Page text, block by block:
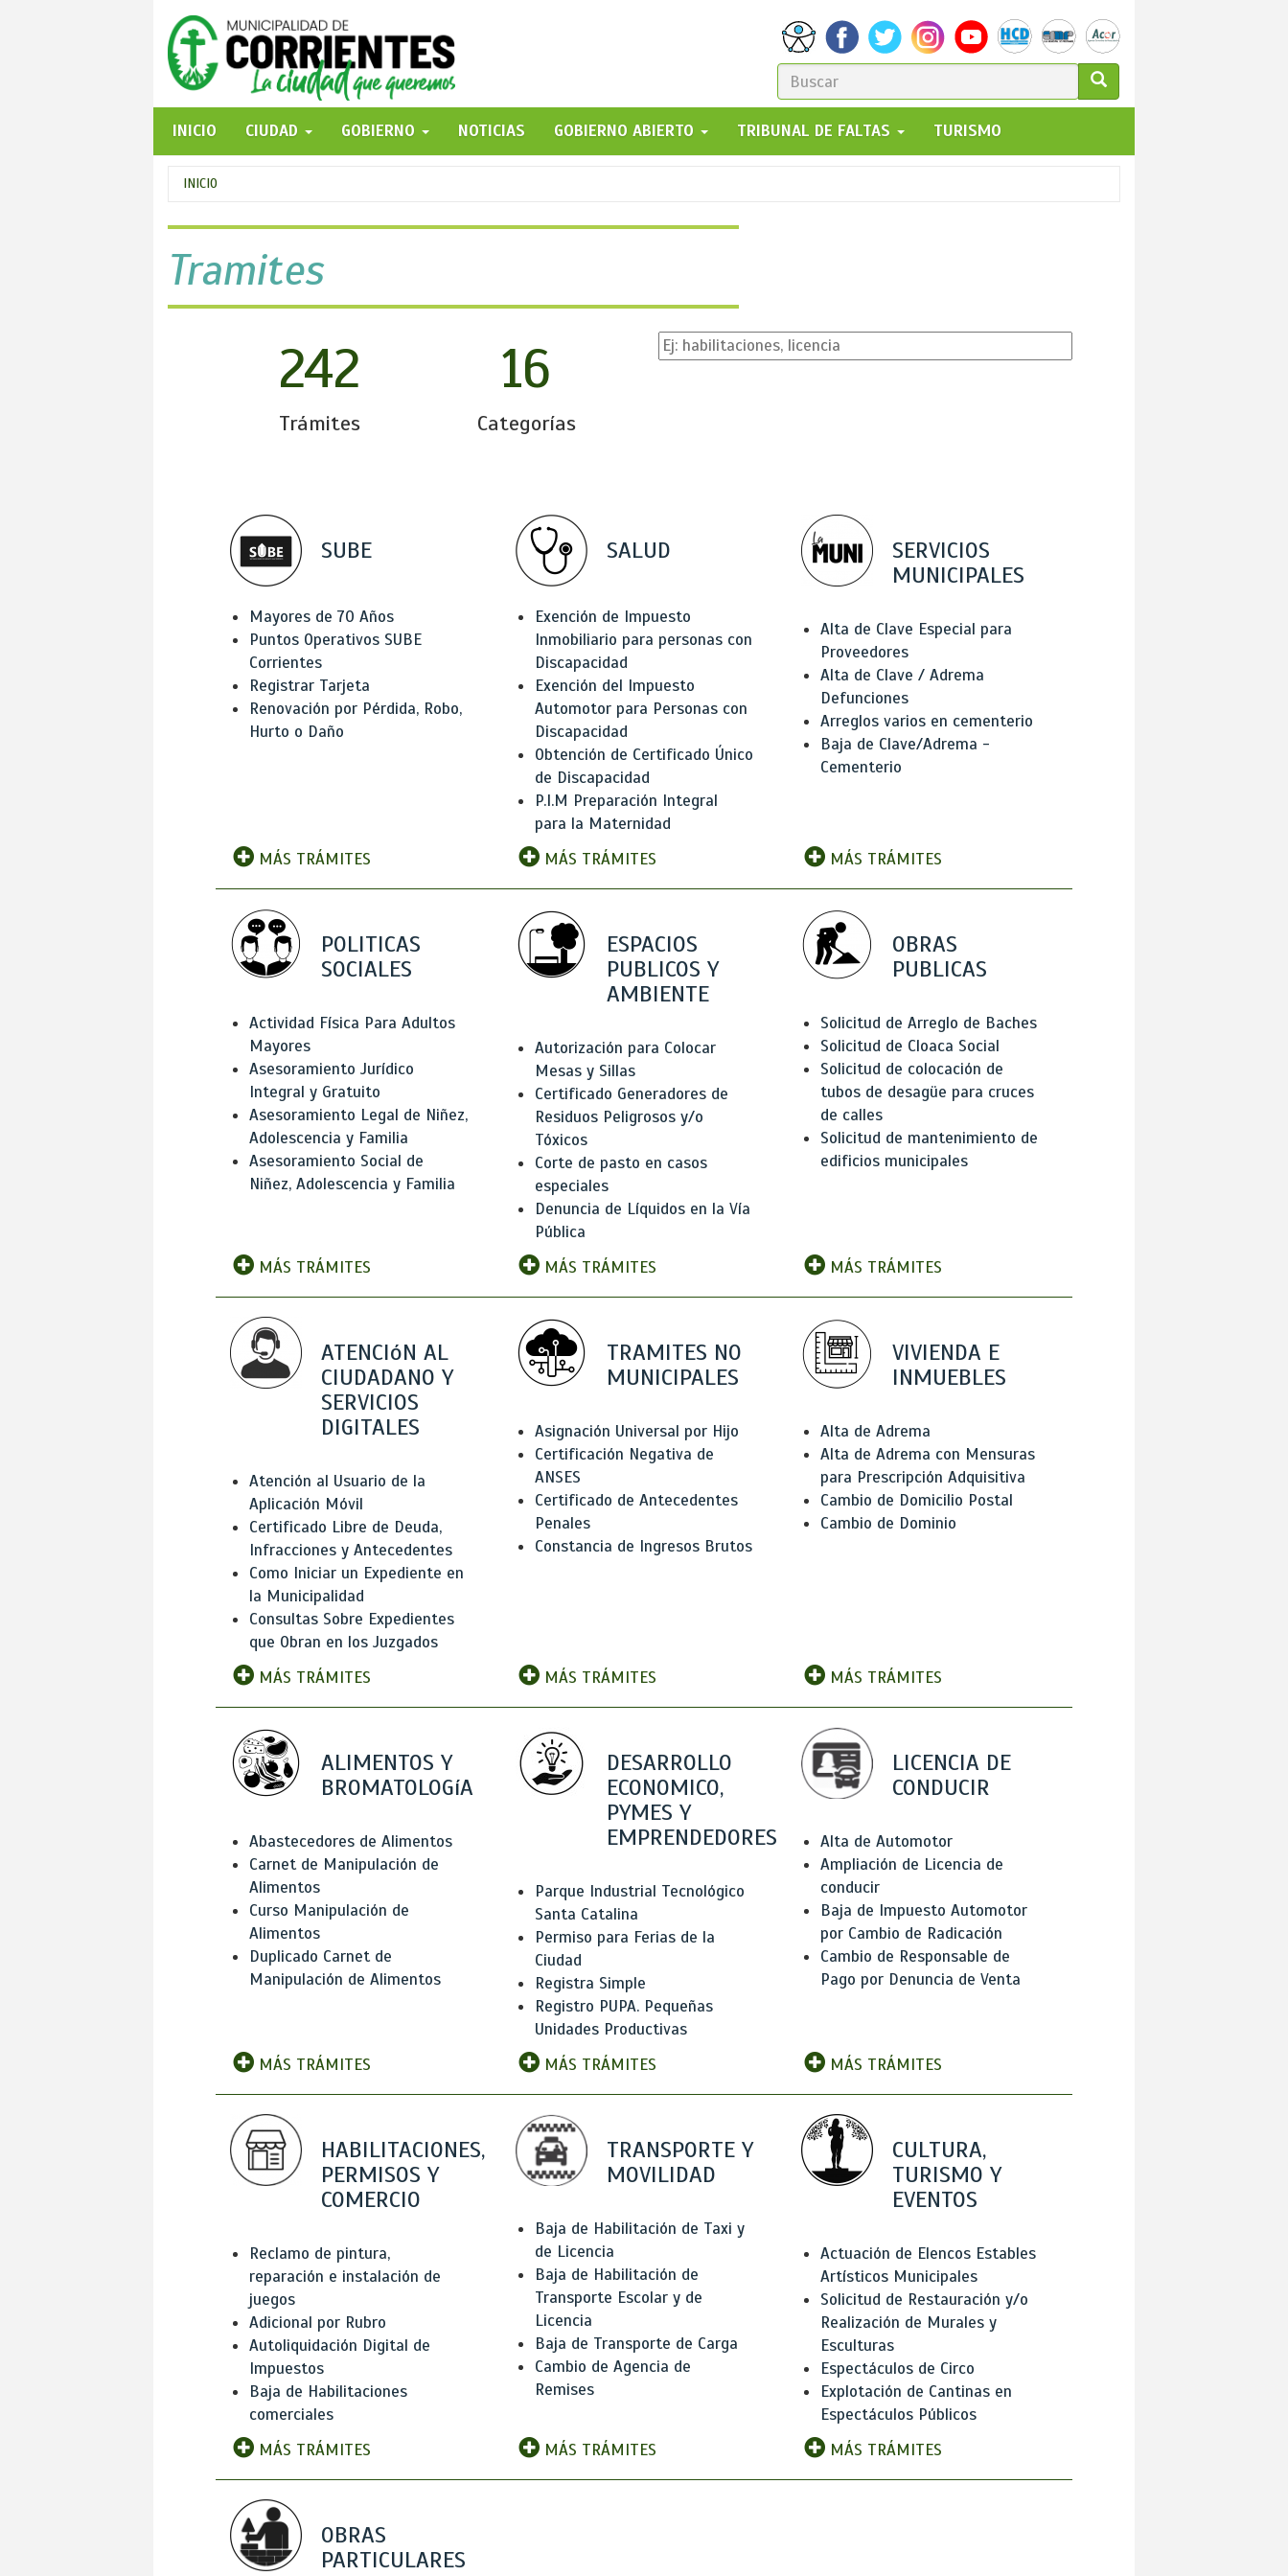
FORMULARIO
DE
BÚSQUEDA
GO!
INICIO
CIUDAD GOBIERNO NOTICIAS GOBIERNO ABIERTO TRIBUNAL DE FALTAS TURISMO
Se
encuentra
usted
aquí
INICIO
Tramites
242
Trámites
16
Categorías
SUBE
Mayores de 70 Años
Puntos Operativos SUBE
Corrientes
Registrar Tarjeta
Renovación por Pérdida, Robo,
Hurto o Daño
MÁS TRÁMITES
SALUD
Exención de Impuesto
Inmobiliario para personas con
Discapacidad
Exención del Impuesto
Automotor para Personas con
Discapacidad
Obtención de Certificado Único
de Discapacidad
P.I.M Preparación Integral
para la Maternidad
MÁS TRÁMITES
SERVICIOS
MUNICIPALES
Alta de Clave Especial para
Proveedores
Alta de Clave / Adrema
Defunciones
Arreglos varios en cementerio
Baja de Clave/Adrema -
Cementerio
MÁS TRÁMITES
POLITICAS
SOCIALES
Actividad Física Para Adultos
Mayores
Asesoramiento Jurídico
Integral y Gratuito
Asesoramiento Legal de Niñez,
Adolescencia y Familia
Asesoramiento Social de
Niñez, Adolescencia y Familia
MÁS TRÁMITES
ESPACIOS
PUBLICOS Y
AMBIENTE
Autorización para Colocar
Mesas y Sillas
Certificado Generadores de
Residuos Peligrosos y/o
Tóxicos
Corte de pasto en casos
especiales
Denuncia de Líquidos en la Vía
Pública
MÁS TRÁMITES
OBRAS
PUBLICAS
Solicitud de Arreglo de Baches
Solicitud de Cloaca Social
Solicitud de colocación de
tubos de desagüe para cruces
de calles
Solicitud de mantenimiento de
edificios municipales
MÁS TRÁMITES
ATENCIóN AL
CIUDADANO Y
SERVICIOS
DIGITALES
Atención al Usuario de la
Aplicación Móvil
Certificado Libre de Deuda,
Infracciones y Antecedentes
Como Iniciar un Expediente en
la Municipalidad
Consultas Sobre Expedientes
que Obran en los Juzgados
MÁS TRÁMITES
TRAMITES NO
MUNICIPALES
Asignación Universal por Hijo
Certificación Negativa de
ANSES
Certificado de Antecedentes
Penales
Constancia de Ingresos Brutos
MÁS TRÁMITES
VIVIENDA E
INMUEBLES
Alta de Adrema
Alta de Adrema con Mensuras
para Prescripción Adquisitiva
Cambio de Domicilio Postal
Cambio de Dominio
MÁS TRÁMITES
ALIMENTOS Y
BROMATOLOGíA
Abastecedores de Alimentos
Carnet de Manipulación de
Alimentos
Curso Manipulación de
Alimentos
Duplicado Carnet de
Manipulación de Alimentos
MÁS TRÁMITES
DESARROLLO
ECONOMICO,
PYMES Y
EMPRENDEDORES
Parque Industrial Tecnológico
Santa Catalina
Permiso para Ferias de la
Ciudad
Registra Simple
Registro PUPA. Pequeñas
Unidades Productivas
MÁS TRÁMITES
LICENCIA DE
CONDUCIR
Alta de Automotor
Ampliación de Licencia de
conducir
Baja de Impuesto Automotor
por Cambio de Radicación
Cambio de Responsable de
Pago por Denuncia de Venta
MÁS TRÁMITES
HABILITACIONES,
PERMISOS Y
COMERCIO
Reclamo de pintura,
reparación e instalación de
juegos
Adicional por Rubro
Autoliquidación Digital de
Impuestos
Baja de Habilitaciones
comerciales
MÁS TRÁMITES
TRANSPORTE Y
MOVILIDAD
Baja de Habilitación de Taxi y
de Licencia
Baja de Habilitación de
Transporte Escolar y de
Licencia
Baja de Transporte de Carga
Cambio de Agencia de
Remises
MÁS TRÁMITES
CULTURA,
TURISMO Y
EVENTOS
Actuación de Elencos Estables
Artísticos Municipales
Solicitud de Restauración y/o
Realización de Murales y
Esculturas
Espectáculos de Circo
Explotación de Cantinas en
Espectáculos Públicos
MÁS TRÁMITES
OBRAS
PARTICULARES